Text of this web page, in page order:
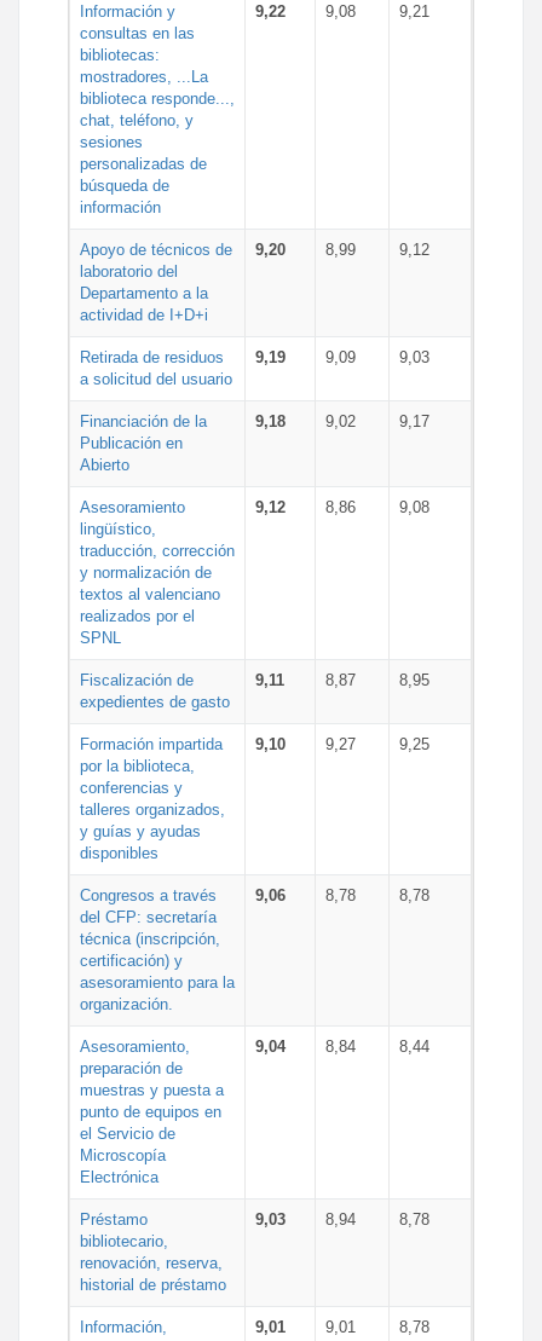
Información y
consultas en las
bibliotecas:
mostradores, ...La
biblioteca responde...,
chat, teléfono, y
sesiones
personalizadas de
búsqueda de
información
9,22 9,08 9,21
Apoyo de técnicos de
laboratorio del
Departamento a la
actividad de I+D+i
9,20 8,99 9,12
Retirada de residuos
a solicitud del usuario
9,19 9,09 9,03
Financiación de la
Publicación en
Abierto
9,18 9,02 9,17
Asesoramiento
lingüístico,
traducción, corrección
y normalización de
textos al valenciano
realizados por el
SPNL
9,12 8,86 9,08
Fiscalización de
expedientes de gasto
9,11 8,87 8,95
Formación impartida
por la biblioteca,
conferencias y
talleres organizados,
y guías y ayudas
disponibles
9,10 9,27 9,25
Congresos a través
del CFP: secretaría
técnica (inscripción,
certificación) y
asesoramiento para la
organización.
9,06 8,78 8,78
Asesoramiento,
preparación de
muestras y puesta a
punto de equipos en
el Servicio de
Microscopía
Electrónica
9,04 8,84 8,44
Préstamo
bibliotecario,
renovación, reserva,
historial de préstamo
9,03 8,94 8,78
Información,
9,01 9,01 8,78